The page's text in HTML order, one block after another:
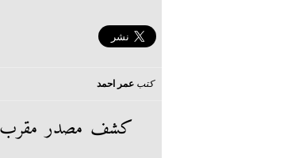
كتب عمر احمد
كشف مصدر مقرب